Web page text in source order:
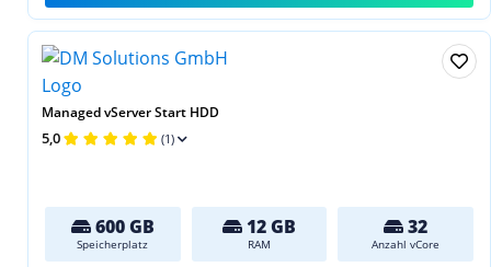
Managed vServer Start HDD
5,0 (1)
600 GB
Speicherplatz
12 GB
RAM
32
Anzahl vCore